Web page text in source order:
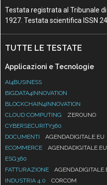
Testata registrata al Tribunale
1927. Testata scientifica ISSN
TUTTE LE TESTATE
Applicazioni e Tecnologie
AI4BUSINESS
BIGDATA4INNOVATION
BLOCKCHAIN4INNOVATION
CLOUD COMPUTING
ZEROUNO
CYBERSECURITY360
DOCUMENTI
AGENDADIGITALE.EU
ECOMMERCE
AGENDADIGITALE.EU
ESG360
FATTURAZIONE
INDUSTRIA 4.0
CORCOM